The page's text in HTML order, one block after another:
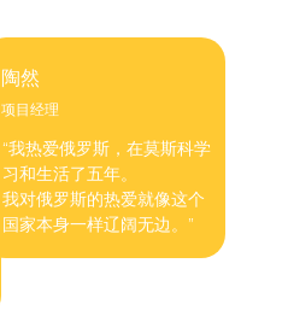
陶然
项目经理
“我热爱俄罗斯，在莫斯科学
习和生活了五年。
我对俄罗斯的热爱就像这个
国家本身一样辽阔无边。”